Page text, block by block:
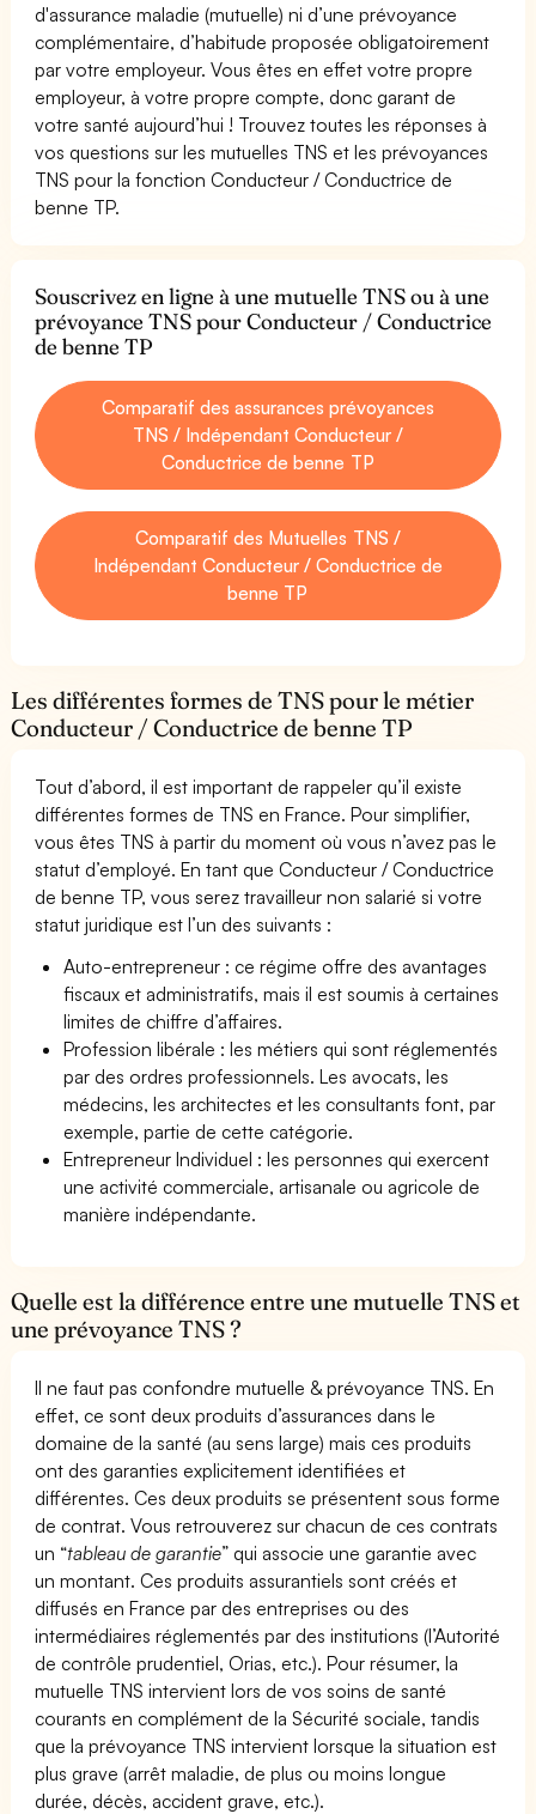
d'assurance maladie (mutuelle) ni d’une prévoyance
complémentaire, d’habitude proposée obligatoirement
par votre employeur. Vous êtes en effet votre propre
employeur, à votre propre compte, donc garant de
votre santé aujourd’hui ! Trouvez toutes les réponses à
vos questions sur les mutuelles TNS et les prévoyances
TNS pour la fonction Conducteur / Conductrice de
benne TP.
Souscrivez en ligne à une mutuelle TNS ou à une
prévoyance TNS pour Conducteur / Conductrice
de benne TP
Comparatif des assurances prévoyances
TNS / Indépendant Conducteur /
Conductrice de benne TP
Comparatif des Mutuelles TNS /
Indépendant Conducteur / Conductrice de
benne TP
Les différentes formes de TNS pour le métier
Conducteur / Conductrice de benne TP
Tout d’abord, il est important de rappeler qu’il existe
différentes formes de TNS en France. Pour simplifier,
vous êtes TNS à partir du moment où vous n’avez pas le
statut d’employé. En tant que Conducteur / Conductrice
de benne TP, vous serez travailleur non salarié si votre
statut juridique est l’un des suivants :
Auto-entrepreneur : ce régime offre des avantages
fiscaux et administratifs, mais il est soumis à certaines
limites de chiffre d’affaires.
Profession libérale : les métiers qui sont réglementés
par des ordres professionnels. Les avocats, les
médecins, les architectes et les consultants font, par
exemple, partie de cette catégorie.
Entrepreneur Individuel : les personnes qui exercent
une activité commerciale, artisanale ou agricole de
manière indépendante.
Quelle est la différence entre une mutuelle TNS et
une prévoyance TNS ?
Il ne faut pas confondre mutuelle & prévoyance TNS. En
effet, ce sont deux produits d’assurances dans le
domaine de la santé (au sens large) mais ces produits
ont des garanties explicitement identifiées et
différentes. Ces deux produits se présentent sous forme
de contrat. Vous retrouverez sur chacun de ces contrats
un “tableau de garantie” qui associe une garantie avec
un montant. Ces produits assurantiels sont créés et
diffusés en France par des entreprises ou des
intermédiaires réglementés par des institutions (l’Autorité
de contrôle prudentiel, Orias, etc.). Pour résumer, la
mutuelle TNS intervient lors de vos soins de santé
courants en complément de la Sécurité sociale, tandis
que la prévoyance TNS intervient lorsque la situation est
plus grave (arrêt maladie, de plus ou moins longue
durée, décès, accident grave, etc.).